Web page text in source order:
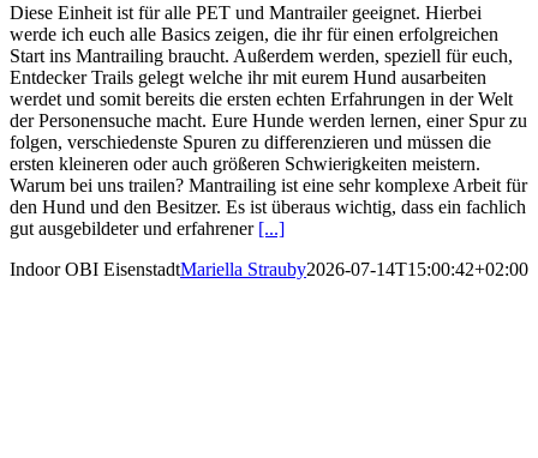
Diese Einheit ist für alle PET und Mantrailer geeignet. Hierbei
werde ich euch alle Basics zeigen, die ihr für einen erfolgreichen
Start ins Mantrailing braucht. Außerdem werden, speziell für euch,
Entdecker Trails gelegt welche ihr mit eurem Hund ausarbeiten
werdet und somit bereits die ersten echten Erfahrungen in der Welt
der Personensuche macht. Eure Hunde werden lernen, einer Spur zu
folgen, verschiedenste Spuren zu differenzieren und müssen die
ersten kleineren oder auch größeren Schwierigkeiten meistern.
Warum bei uns trailen? Mantrailing ist eine sehr komplexe Arbeit für
den Hund und den Besitzer. Es ist überaus wichtig, dass ein fachlich
gut ausgebildeter und erfahrener [...]
Indoor OBI EisenstadtMariella Strauby2026-07-14T15:00:42+02:00